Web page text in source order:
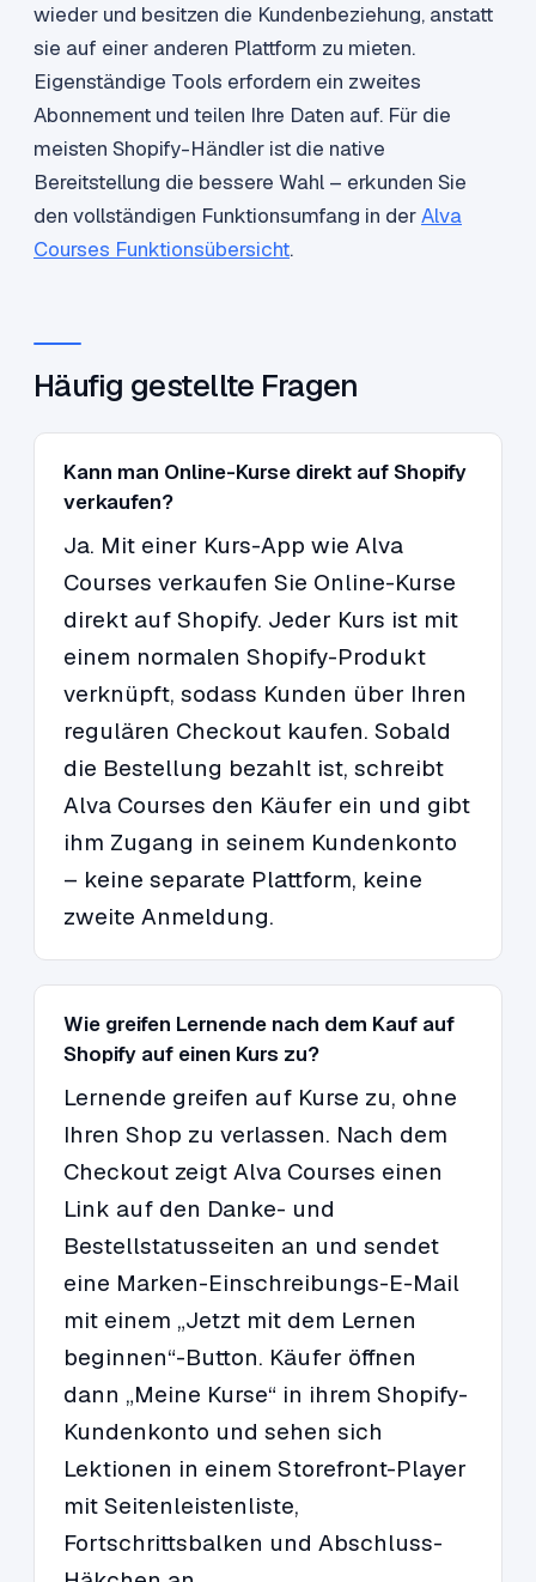
wieder und besitzen die Kundenbeziehung, anstatt
sie auf einer anderen Plattform zu mieten.
Eigenständige Tools erfordern ein zweites
Abonnement und teilen Ihre Daten auf. Für die
meisten Shopify-Händler ist die native
Bereitstellung die bessere Wahl – erkunden Sie
den vollständigen Funktionsumfang in derAlva
Courses Funktionsübersicht.
Häufig gestellte Fragen
Kann man Online-Kurse direkt auf Shopify
verkaufen?
Ja. Mit einer Kurs-App wie Alva
Courses verkaufen Sie Online-Kurse
direkt auf Shopify. Jeder Kurs ist mit
einem normalen Shopify-Produkt
verknüpft, sodass Kunden über Ihren
regulären Checkout kaufen. Sobald
die Bestellung bezahlt ist, schreibt
Alva Courses den Käufer ein und gibt
ihm Zugang in seinem Kundenkonto
– keine separate Plattform, keine
zweite Anmeldung.
Wie greifen Lernende nach dem Kauf auf
Shopify auf einen Kurs zu?
Lernende greifen auf Kurse zu, ohne
Ihren Shop zu verlassen. Nach dem
Checkout zeigt Alva Courses einen
Link auf den Danke- und
Bestellstatusseiten an und sendet
eine Marken-Einschreibungs-E-Mail
mit einem „Jetzt mit dem Lernen
beginnen“-Button. Käufer öffnen
dann „Meine Kurse“ in ihrem Shopify-
Kundenkonto und sehen sich
Lektionen in einem Storefront-Player
mit Seitenleistenliste,
Fortschrittsbalken und Abschluss-